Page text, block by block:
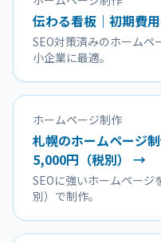
伝わる看板｜初期費
SEO対策済みのホーム
小企業に最適。
ホームページ制作
札幌のホームページ
5,000円（税別） →
SEOに強いホームペー
別）で制作。